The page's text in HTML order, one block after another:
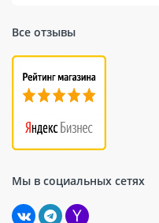
Гидрошпонка Аквастоп
поэтому для
подходящие детали. В
анкерные болты.
герметизации стыков
для восстановления
учетом гостовских
Все отзывы
Мы в социальных сетях